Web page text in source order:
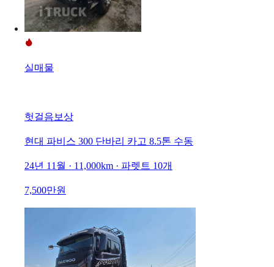
실매물
헛걸음보상
현대 파비스 300 단바리 카고 8.5톤 수동
24년 11월 · 11,000km · 파렛트 10개
7,500만원